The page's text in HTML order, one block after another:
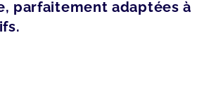
parfaitement adaptées à